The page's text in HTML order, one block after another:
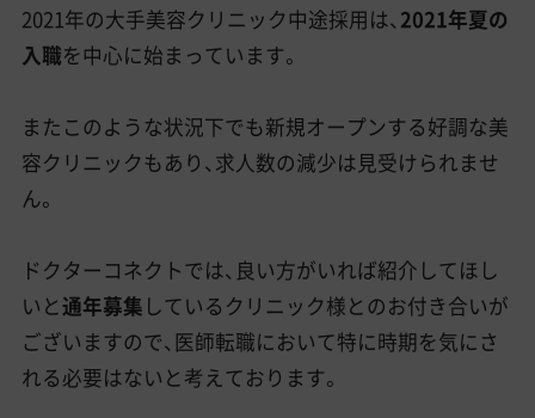
2021年の大手美容クリニック中途採用は、 2021年夏の
入職を中心に始まっています。
またこのような状況下でも新規オープンする好調な美
容クリニックもあり、求人数の減少は見受けられませ
ん。
ドクターコネクトでは、良い方がいれば紹介してほし
いと通年募集 しているクリニック様とのお付き合いが
ございますので、医師転職において特に時期を気にさ
れる必要はないと考えております。